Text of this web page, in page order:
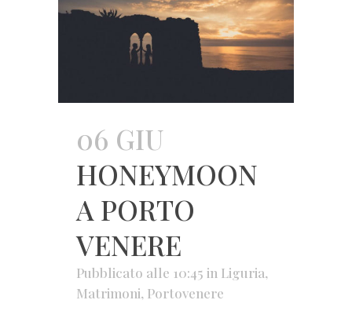
06 GIU
HONEYMOON
A PORTO
VENERE
Pubblicato alle 10:45 in Liguria,
Matrimoni, Portovenere